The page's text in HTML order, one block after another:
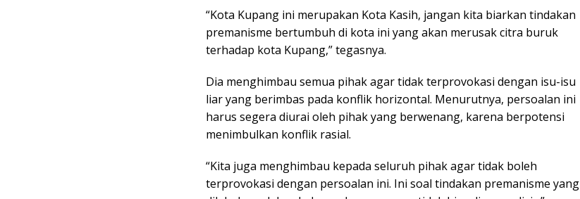
“Kota Kupang ini merupakan Kota Kasih, jangan kita biarkan tindakan
premanisme bertumbuh di kota ini yang akan merusak citra buruk
terhadap kota Kupang,” tegasnya.
Dia menghimbau semua pihak agar tidak terprovokasi dengan isu-isu
liar yang berimbas pada konflik horizontal. Menurutnya, persoalan ini
harus segera diurai oleh pihak yang berwenang, karena berpotensi
menimbulkan konflik rasial.
“Kita juga menghimbau kepada seluruh pihak agar tidak boleh
terprovokasi dengan persoalan ini. Ini soal tindakan premanisme yang